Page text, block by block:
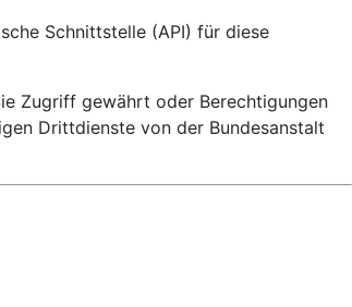
Schnittstelle (API) für diese
Zugriff gewährt oder Berechtigungen
Drittdienste von der Bundesanstalt